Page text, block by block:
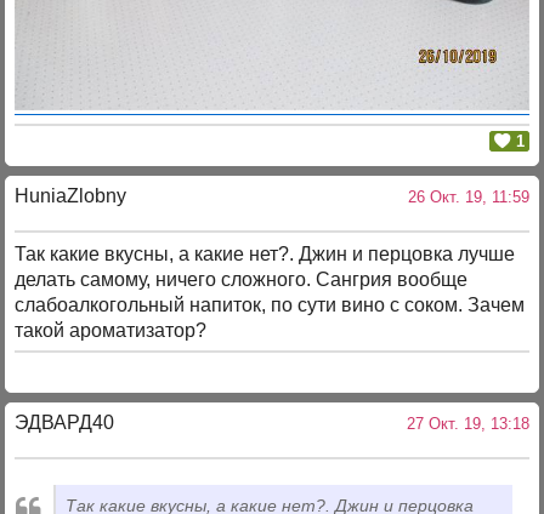
1
HuniaZlobny 26 Окт. 19, 11:59
Так какие вкусны, а какие нет?. Джин и перцовка лучше
делать самому, ничего сложного. Сангрия вообще
слабоалкогольный напиток, по сути вино с соком. Зачем
такой ароматизатор?
ЭДВАРД40 27 Окт. 19, 13:18
Так какие вкусны, а какие нет?. Джин и перцовка